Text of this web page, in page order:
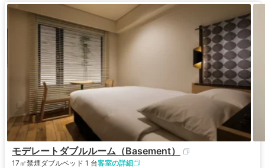
モデレートダブルルーム（Basement）
17㎡禁煙ダブルベッド 1 台客室の詳細